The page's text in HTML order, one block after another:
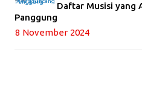
Daftar Musisi yang
Panggung
8 November 2024